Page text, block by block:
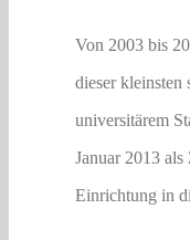
Von 2003 bis
dieser kleinsten
universitärem
Januar 2013
Einrichtung in